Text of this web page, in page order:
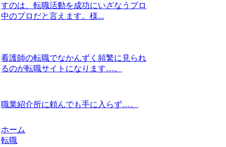
すのは、転職活動を成功にいざなうプロ
中のプロだと言えます。様...
看護師の転職でなかんずく頻繁に見られ
るのが転職サイトになります…。
職業紹介所に頼んでも手に入らず…。
ホーム
転職